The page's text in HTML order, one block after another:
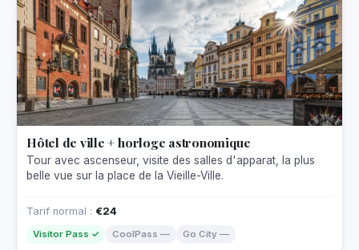
Hôtel de ville + horloge astronomique
Tour avec ascenseur, visite des salles d'apparat, la plus
belle vue sur la place de la Vieille-Ville.
Tarif normal : €24
Visitor Pass ✓ CoolPass — Go City —